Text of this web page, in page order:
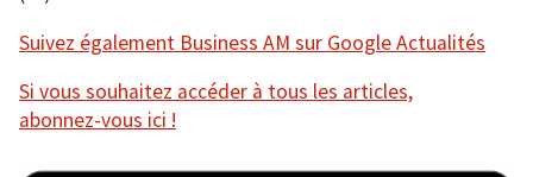
Suivez également Business AM sur Google Actualités
Si vous souhaitez accéder à tous les articles,
abonnez-vous ici !